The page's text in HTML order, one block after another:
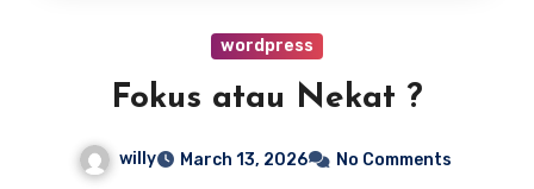
wordpress
Fokus atau Nekat ?
willy March 13, 2026 No Comments